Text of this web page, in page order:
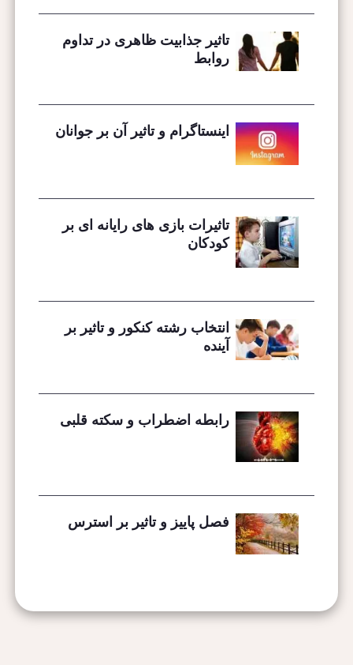
تاثیر جذابیت ظاهری در تداوم
روابط
اینستاگرام و تاثیر آن بر جوانان
تاثیرات بازی های رایانه ای بر
کودکان
انتخاب رشته کنکور و تاثیر بر
آینده
رابطه اضطراب و سکته قلبی
فصل پاییز و تاثیر بر استرس